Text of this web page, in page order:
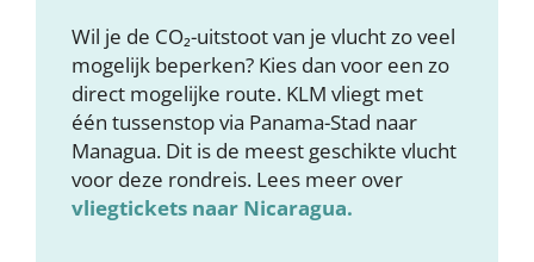
Wil je de CO₂-uitstoot van je vlucht zo veel
mogelijk beperken? Kies dan voor een zo
direct mogelijke route. KLM vliegt met
één tussenstop via Panama-Stad naar
Managua. Dit is de meest geschikte vlucht
voor deze rondreis. Lees meer over
vliegtickets naar Nicaragua.